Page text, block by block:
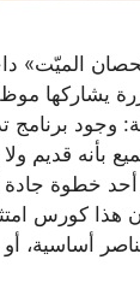
الميّت»
يشاركها
وجود برنامج
بأنه قديم
خطوة جادة
هذا كورس
أساسية،